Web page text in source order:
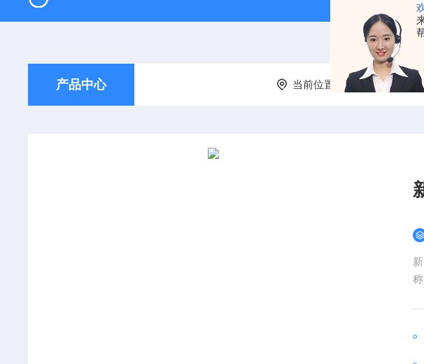
产品中心 当前位置： 首页 产品中心